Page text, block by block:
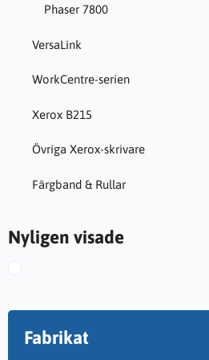
Phaser 7800
VersaLink
WorkCentre-serien
Xerox B215
Övriga Xerox-skrivare
Färgband & Rullar
Nyligen visade
Fabrikat